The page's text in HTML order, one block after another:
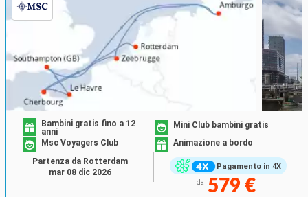
Pagamento in 4X
Bambini gratis fino a 12
anni
Mini Club bambini gratis
Msc Voyagers Club
Animazione a bordo
da 579 €
Partenza da Rotterdam
mar 08 dic 2026